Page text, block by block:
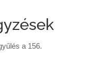
a 156.